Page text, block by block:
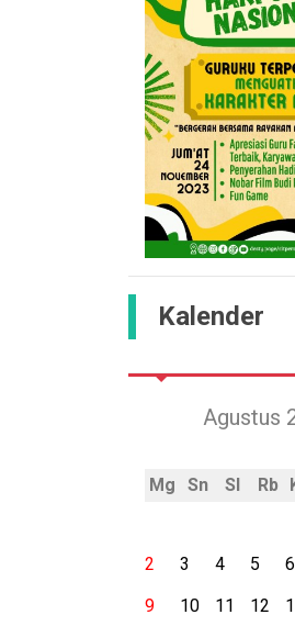
Kalender
Agustus
Mg Sn Sl Rb
2
3 4 5 6
9
10 11 12